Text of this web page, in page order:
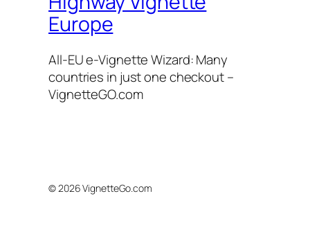
Europe
All-EU e-Vignette Wizard: Many
countries in just one checkout –
VignetteGO.com
© 2026 VignetteGo.com